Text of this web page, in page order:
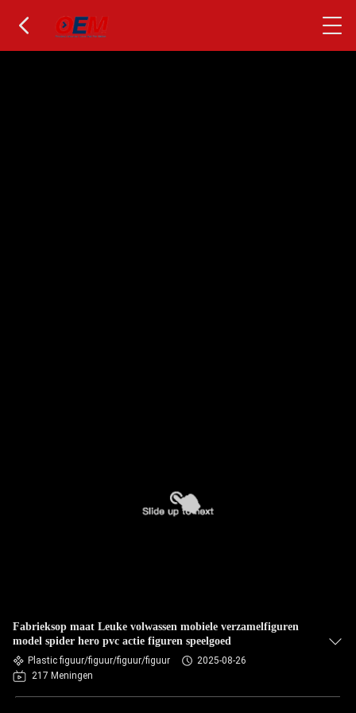
Fabrieksop maat Leuke volwassen mobiele verzamelfiguren
model spider hero pvc actie figuren speelgoed
Plastic figuur/figuur/figuur/figuur
2025-08-26
217 Meningen